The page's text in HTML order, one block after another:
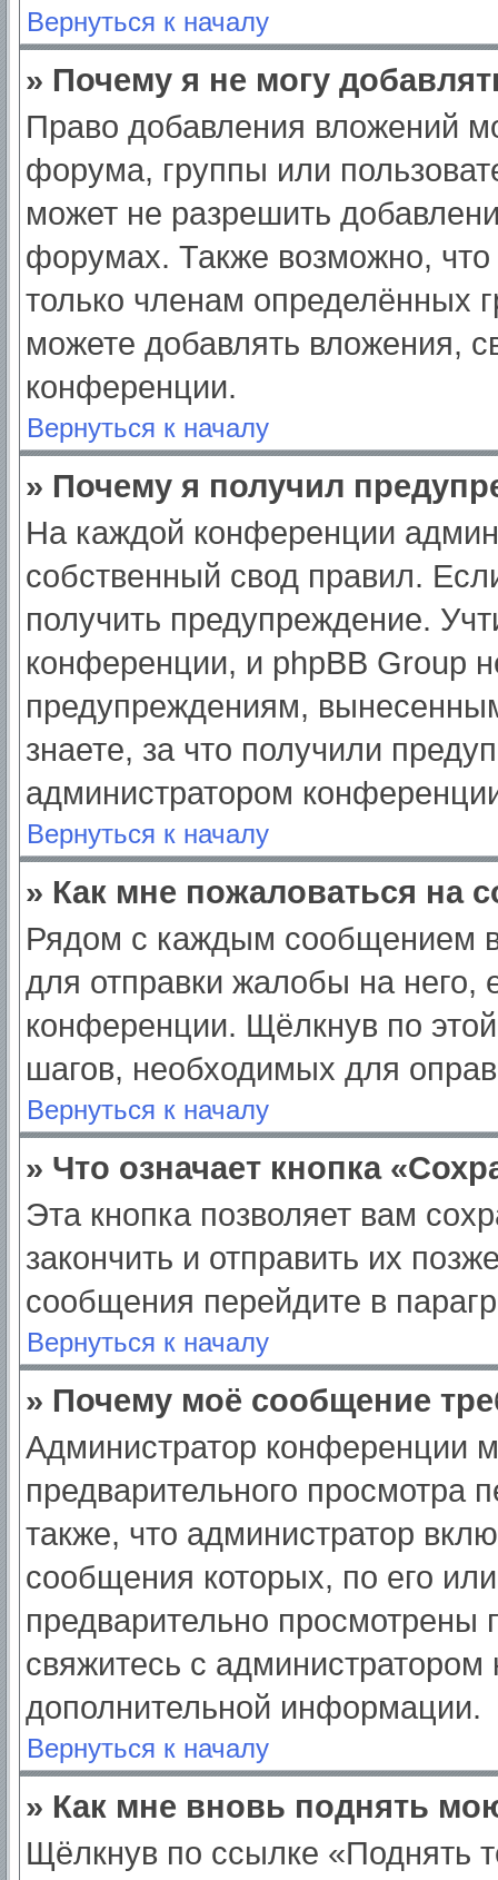
Вернуться к началу
» Почему я не могу
Право добавления вложений
форума, группы или
может не разрешить
форумах. Также возможно,
только членам определённых
можете добавлять вложения,
конференции.
Вернуться к началу
» Почему я получил
На каждой конференции
собственный свод правил.
получить предупреждение.
конференции, и phpBB Group
предупреждениям,
знаете, за что получили
администратором
Вернуться к началу
» Как мне пожаловаться на
Рядом с каждым сообщением
для отправки жалобы на него,
конференции. Щёлкнув по
шагов, необходимых для
Вернуться к началу
» Что означает кнопка
Эта кнопка позволяет вам
закончить и отправить их
сообщения перейдите в
Вернуться к началу
» Почему моё сообщение
Администратор конференции
предварительного просмотра
также, что администратор
сообщения которых, по его
предварительно просмотрены
свяжитесь с
дополнительной информации.
Вернуться к началу
» Как мне вновь поднять
Щёлкнув по ссылке «Поднять